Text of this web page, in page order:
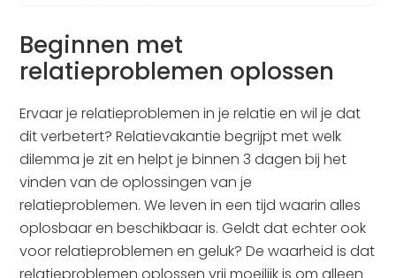
Beginnen met
relatieproblemen oplossen
Ervaar je relatieproblemen in je relatie en wil je dat
dit verbetert? Relatievakantie begrijpt met welk
dilemma je zit en helpt je binnen 3 dagen bij het
vinden van de oplossingen van je
relatieproblemen. We leven in een tijd waarin alles
oplosbaar en beschikbaar is. Geldt dat echter ook
voor relatieproblemen en geluk? De waarheid is dat